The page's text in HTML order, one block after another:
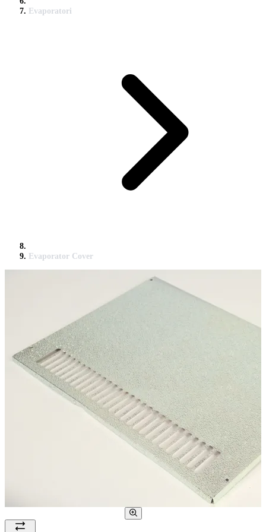
Evaporatori
Evaporator Cover